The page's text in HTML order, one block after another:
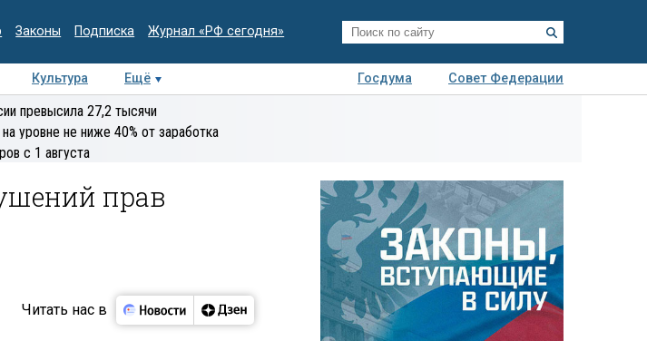
Законы Подписка Журнал «РФ сегодня»
Культура Ещё Госдума
Совет Федерации
Колумнисты
экспертиза
превысила 27,2 тысячи
уровне не ниже 40% от заработка
с 1 августа
прав
Читать нас в